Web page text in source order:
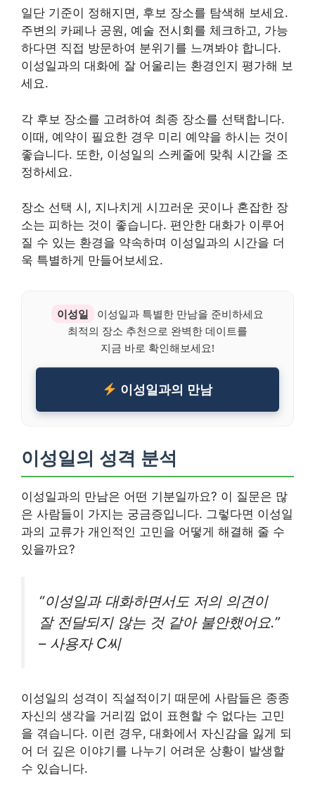
일단 기준이 정해지면, 후보 장소를 탐색해 보세요.
주변의 카페나 공원, 예술 전시회를 체크하고, 가능
하다면 직접 방문하여 분위기를 느껴봐야 합니다.
이성일과의 대화에 잘 어울리는 환경인지 평가해 보
세요.
각 후보 장소를 고려하여 최종 장소를 선택합니다.
이때, 예약이 필요한 경우 미리 예약을 하시는 것이
좋습니다. 또한, 이성일의 스케줄에 맞춰 시간을 조
정하세요.
장소 선택 시, 지나치게 시끄러운 곳이나 혼잡한 장
소는 피하는 것이 좋습니다. 편안한 대화가 이루어
질 수 있는 환경을 약속하며 이성일과의 시간을 더
욱 특별하게 만들어보세요.
이성일
이성일과 특별한 만남을 준비하세요
최적의 장소 추천으로 완벽한 데이트를
지금 바로 확인해보세요!
이성일과의 만남
이성일의 성격 분석
이성일과의 만남은 어떤 기분일까요? 이 질문은 많
은 사람들이 가지는 궁금증입니다. 그렇다면 이성일
과의 교류가 개인적인 고민을 어떻게 해결해 줄 수
있을까요?
“이성일과 대화하면서도 저의 의견이
잘 전달되지 않는 것 같아 불안했어요.”
– 사용자 C씨
이성일의 성격이 직설적이기 때문에 사람들은 종종
자신의 생각을 거리낌 없이 표현할 수 없다는 고민
을 겪습니다. 이런 경우, 대화에서 자신감을 잃게 되
어 더 깊은 이야기를 나누기 어려운 상황이 발생할
수 있습니다.